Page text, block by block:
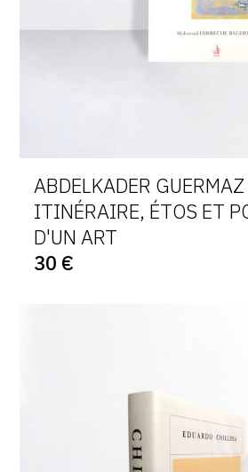
ABDELKADER
ITINÉRAIRE, ÉTOS ET
D'UN ART
30 €